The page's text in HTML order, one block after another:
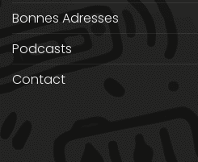
Bonnes Adresses
Podcasts
Contact